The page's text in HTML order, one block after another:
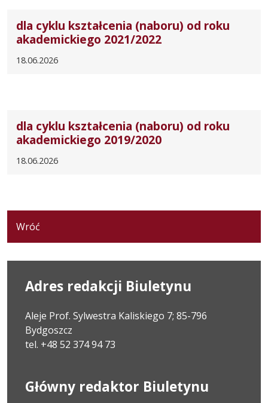
dla cyklu kształcenia (naboru) od roku
akademickiego 2021/2022
18.06.2026
dla cyklu kształcenia (naboru) od roku
akademickiego 2019/2020
18.06.2026
Wróć
Adres redakcji Biuletynu
Aleje Prof. Sylwestra Kaliskiego 7; 85-796
Bydgoszcz
tel. +48 52 374 94 73
Główny redaktor Biuletynu